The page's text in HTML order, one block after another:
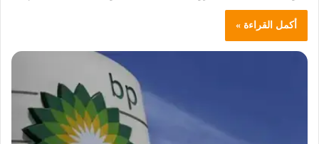
أكمل القراءة »